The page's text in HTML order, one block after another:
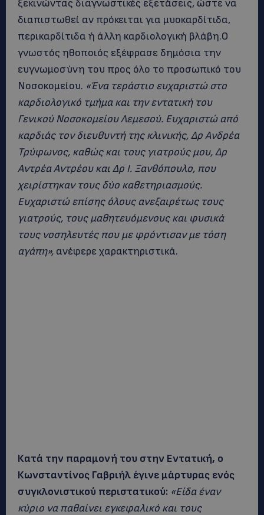
ξεκινώντας διαγνωστικές εξετάσεις, ώστε να
διαπιστωθεί αν πρόκειται για μυοκαρδίτιδα,
περικαρδίτιδα ή άλλη καρδιολογική βλάβη.Ο
γνωστός ηθοποιός εξέφρασε δημόσια την
ευγνωμοσύνη του προς όλο το προσωπικό του
Νοσοκομείου. «Ένα τεράστιο ευχαριστώ στο
καρδιολογικό τμήμα και την εντατική του
Γενικού Νοσοκομείου Λεμεσού. Ευχαριστώ από
καρδιάς τον διευθυντή της κλινικής, Δρ Ανδρέα
Τρύφωνος, καθώς και τους γιατρούς μου, Δρ
Αντρέα Αντρέου και Δρ Ι. Ξανθόπουλο, που
χειρίστηκαν τους δύο καθετηριασμούς.
Ευχαριστώ επίσης όλους ανεξαιρέτως τους
γιατρούς, τους μαθητευόμενους και φυσικά
τους νοσηλευτές που με φρόντισαν με τόση
αγάπη», ανέφερε χαρακτηριστικά.
Κατά την παραμονή του στην Εντατική, ο
Κωνσταντίνος Γαβριήλ έγινε μάρτυρας ενός
συγκλονιστικού περιστατικού: «Είδα έναν
κύριο να παθαίνει εγκεφαλικό και τους